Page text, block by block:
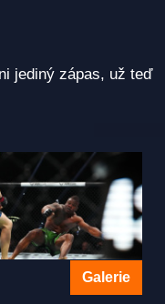
jediný zápas, už teď
Galerie